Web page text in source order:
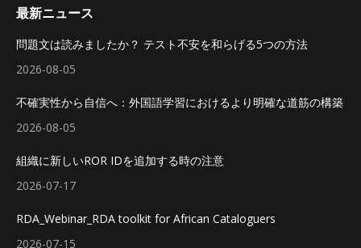
最新ニュース
問題文は読みましたか？ テスト不安を和らげる5つの方法
2026-08-05
不確実性から自信へ：外国語学習におけるより明確な道筋の構築
2026-08-05
組織に新しいROR IDを追加する時の注意
2026-07-17
RDA_Webinar_RDA toolkit for African Cataloguers
2026-07-15